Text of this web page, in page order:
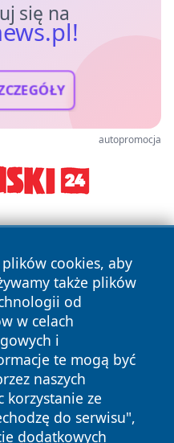
się na
autopromocja
cookies, aby
także plików
od
w celach
i
te mogą być
naszych
korzystanie ze
do serwisu",
dodatkowych
prawa
Polityka
Cookies